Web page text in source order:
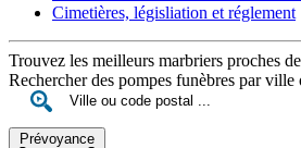
Cimetières, législiation et réglement
Trouvez les meilleurs marbriers proches
Rechercher des pompes funèbres par ville
Prévoyance